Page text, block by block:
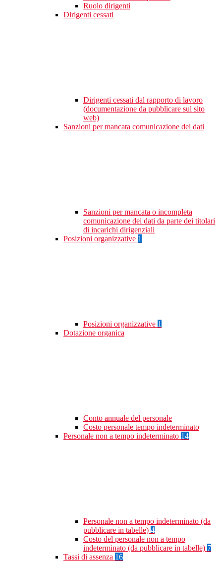
Ruolo dirigenti
Dirigenti cessati
Dirigenti cessati dal rapporto di lavoro
(documentazione da pubblicare sul sito
web)
Sanzioni per mancata comunicazione dei dati
Sanzioni per mancata o incompleta
comunicazione dei dati da parte dei titolari
di incarichi dirigenziali
Posizioni organizzative 1
Posizioni organizzative 1
Dotazione organica
Conto annuale del personale
Costo personale tempo indeterminato
Personale non a tempo indeterminato 14
Personale non a tempo indeterminato (da
pubblicare in tabelle) 4
Costo del personale non a tempo
indeterminato (da pubblicare in tabelle) 7
Tassi di assenza 16